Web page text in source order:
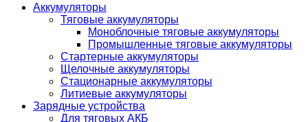
Аккумуляторы
Тяговые аккумуляторы
Моноблочные тяговые аккумуляторы
Промышленные тяговые аккумуляторы
Стартерные аккумуляторы
Щелочные аккумуляторы
Стационарные аккумуляторы
Литиевые аккумуляторы
Зарядные устройства
Для тяговых АКБ